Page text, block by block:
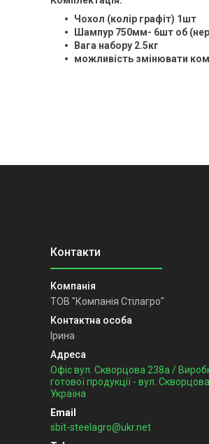
Чохол (колір графіт) 1шт
Шампур 750мм- 6шт об
Вага набору 2.5кг
можливість змінювати
ТОВ "Компанія Стілагро"
Ірина
Офіс вул. Скворцова 238а /
готової продукції - вул.
Україна
sbit-steelagro@ukr.net